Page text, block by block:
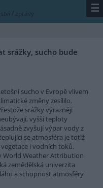
/ zprávy ☰
srážky, sucho bude
sucho v Evropě vlivem
změny zesílilo.
srážky výrazněji
vyšší teploty
zvyšují výpar vody z
se atmosféra je totiž
i vodních toků.
World Weather Attribution
zemědělská univerzita
a schopnost atmosféry